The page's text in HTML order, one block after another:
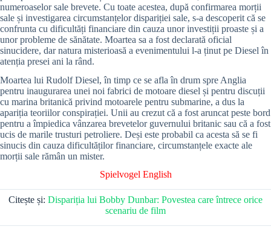
numeroaselor sale brevete. Cu toate acestea, după confirmarea morții
sale și investigarea circumstanțelor dispariției sale, s-a descoperit că se
confrunta cu dificultăți financiare din cauza unor investiții proaste și a
unor probleme de sănătate. Moartea sa a fost declarată oficial
sinucidere, dar natura misterioasă a evenimentului l-a ținut pe Diesel în
atenția presei ani la rând.
Moartea lui Rudolf Diesel, în timp ce se afla în drum spre Anglia
pentru inaugurarea unei noi fabrici de motoare diesel și pentru discuții
cu marina britanică privind motoarele pentru submarine, a dus la
apariția teoriilor conspirației. Unii au crezut că a fost aruncat peste bord
pentru a împiedica vânzarea brevetelor guvernului britanic sau că a fost
ucis de marile trusturi petroliere. Deși este probabil ca acesta să se fi
sinucis din cauza dificultăților financiare, circumstanțele exacte ale
morții sale rămân un mister.
Spielvogel English
Citește și: Dispariția lui Bobby Dunbar: Povestea care întrece orice
scenariu de film